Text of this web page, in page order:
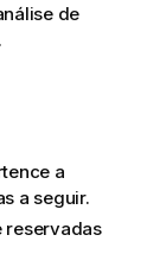
de
a
a seguir.
reservadas